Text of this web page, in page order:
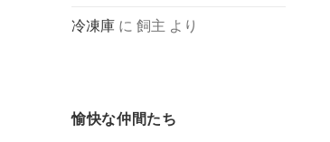
冷凍庫 に飼主 より
愉快な仲間たち